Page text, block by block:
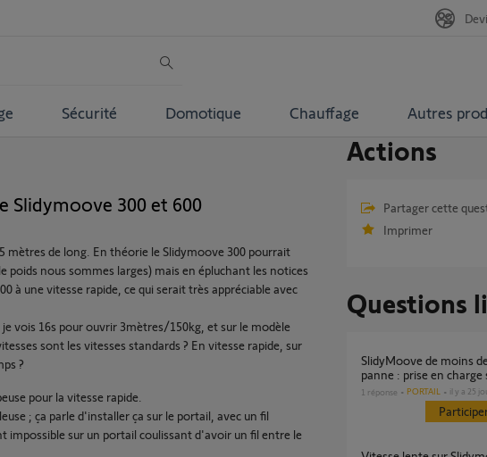
Sécurité Domotique Chauffage Autres
Slidymoove 300 et 600
mètres de long. En théorie le Slidymoove 300 pourrait
poids nous sommes larges) mais en épluchant les notices
à une vitesse rapide, ce qui serait très appréciable avec
vois 16s pour ouvrir 3mètres/150kg, et sur le modèle
sont les vitesses standards ? En vitesse rapide, sur
?
pour la vitesse rapide.
; ça parle d'installer ça sur le portail, avec un fil
impossible sur un portail coulissant d'avoir un fil entre le
Actions
Partager cette
Imprimer
Questions
SlidyMoove de moins de 3+1 ans (de peu) en
panne : prise en charge
1 réponse PORTAIL il y a 25